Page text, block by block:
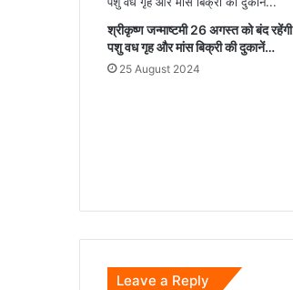
श्रीकृष्ण जन्माष्टमी 26 अगस्त को बंद रहेंगी
पशु वध गृह और मांस बिक्री की दुकानें…
25 August 2024
Leave a Reply